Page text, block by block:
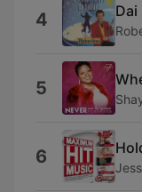
4 Dai
5
6